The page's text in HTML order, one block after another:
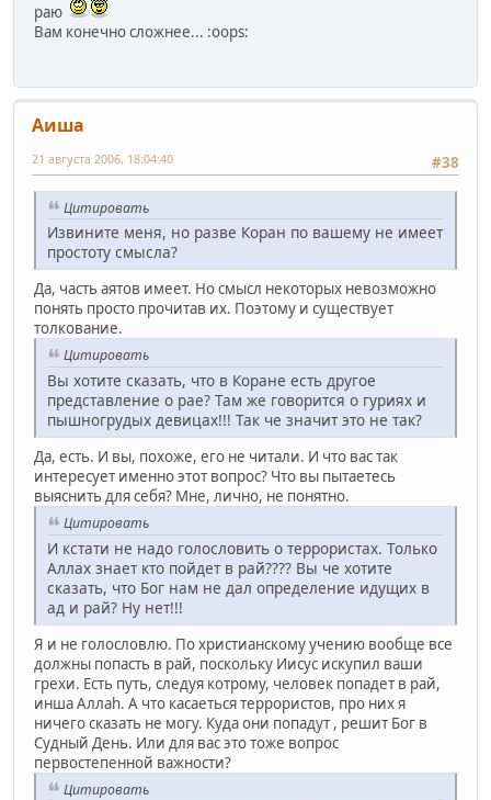
раю
Вам конечно сложнее... :oops:
Аиша
#38
21 августа 2006, 18:04:40
Цитировать
Извините меня, но разве Коран по вашему не имеет
простоту смысла?
Да, часть аятов имеет. Но смысл некоторых невозможно
понять просто прочитав их. Поэтому и существует
толкование.
Цитировать
Вы хотите сказать, что в Коране есть другое
представление о рае? Там же говорится о гуриях и
пышногрудых девицах!!! Так че значит это не так?
Да, есть. И вы, похоже, его не читали. И что вас так
интересует именно этот вопрос? Что вы пытаетесь
выяснить для себя? Мне, лично, не понятно.
Цитировать
И кстати не надо голословить о террористах. Только
Аллах знает кто пойдет в рай???? Вы че хотите
сказать, что Бог нам не дал определение идущих в
ад и рай? Ну нет!!!
Я и не голословлю. По христианскому учению вообще все
должны попасть в рай, поскольку Иисус искупил ваши
грехи. Есть путь, следуя котрому, человек попадет в рай,
инша Аллаh. А что касаеться террористов, про них я
ничего сказать не могу. Куда они попадут , решит Бог в
Судный День. Или для вас это тоже вопрос
первостепенной важности?
Цитировать